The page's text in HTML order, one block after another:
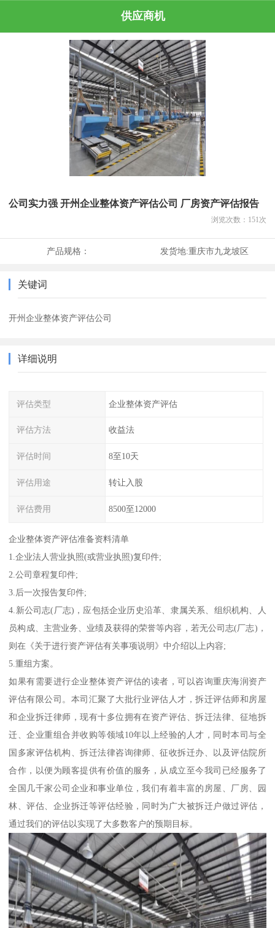
供应商机
公司实力强 开州企业整体资产评估公司 厂房资产评估报告
浏览次数： 151 次
产品规格： 发货地:重庆市九龙坡区
关键词
开州企业整体资产评估公司
详细说明
评估类型 企业整体资产评估
评估方法 收益法
评估时间 8至10天
评估用途 转让入股
评估费用 8500至12000
企业整体资产评估准备资料清单
1.企业法人营业执照(或营业执照)复印件;
2.公司章程复印件;
3.后一次报告复印件;
4.新公司志(厂志)，应包括企业历史沿革、隶属关系、组织机构、人
员构成、主营业务、业绩及获得的荣誉等内容，若无公司志(厂志)，
则在《关于进行资产评估有关事项说明》中介绍以上内容;
5.重组方案。
如果有需要进行企业整体资产评估的读者，可以咨询重庆海润资产
评估有限公司。本司汇聚了大批行业评估人才，拆迁评估师和房屋
和企业拆迁律师，现有十多位拥有在资产评估、拆迁法律、征地拆
迁、企业重组合并收购等领域10年以上经验的人才，同时本司与全
国多家评估机构、拆迁法律咨询律师、征收拆迁办、以及评估院所
合作，以便为顾客提供有价值的服务，从成立至今我司已经服务了
全国几千家公司企业和事业单位，我们有着丰富的房屋、厂房、园
林、评估、企业拆迁等评估经验，同时为广大被拆迁户做过评估，
通过我们的评估以实现了大多数客户的预期目标。